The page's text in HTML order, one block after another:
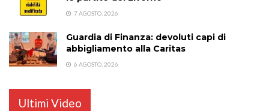
7 AGOSTO, 2026
Guardia di Finanza: devoluti capi di
abbigliamento alla Caritas
6 AGOSTO, 2026
Ultimi Video